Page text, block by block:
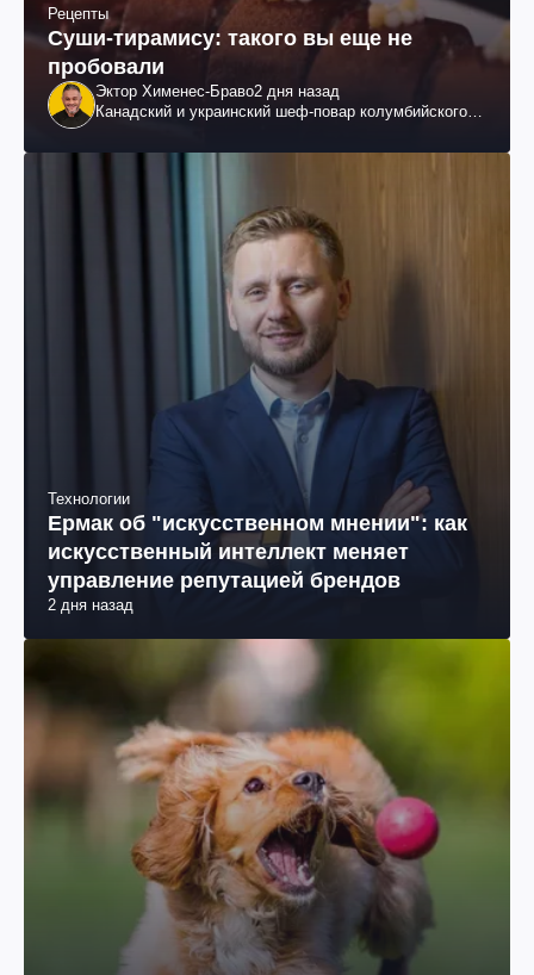
Рецепты
Суши-тирамису: такого вы еще не
пробовали
Эктор Хименес-Браво2 дня назад
Канадский и украинский шеф-повар колумбийского
Технологии
Ермак об "искусственном мнении": как
искусственный интеллект меняет
управление репутацией брендов
2 дня назад